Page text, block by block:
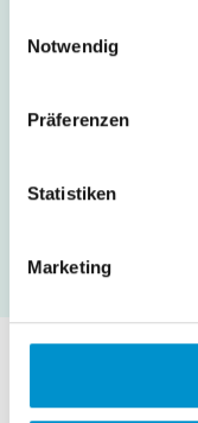
Notwendig
Präferenzen
Statistiken
Marketing